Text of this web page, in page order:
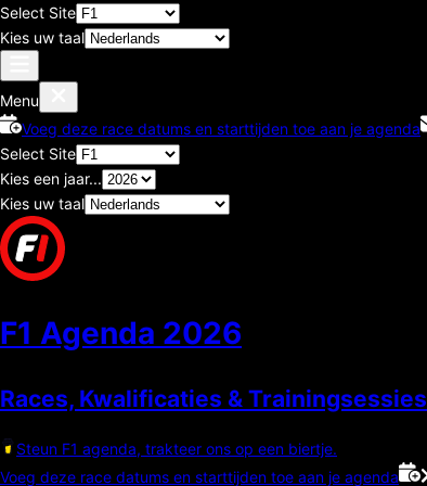
Select Site
Kies uw taal
Menu
Voeg deze race datums en starttijden toe aan je agenda
Select Site
Kies een jaar...
Kies uw taal
F1 Agenda 2026
Races, Kwalificaties & Trainingsessies
Steun F1 agenda, trakteer ons op een biertje.
Voeg deze race datums en starttijden toe aan je agenda